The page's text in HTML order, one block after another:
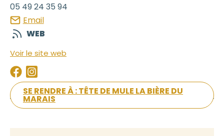
05 49 24 35 94
Email
WEB
Voir le site web
SE RENDRE À : TÊTE DE MULE LA BIÈRE DU
MARAIS